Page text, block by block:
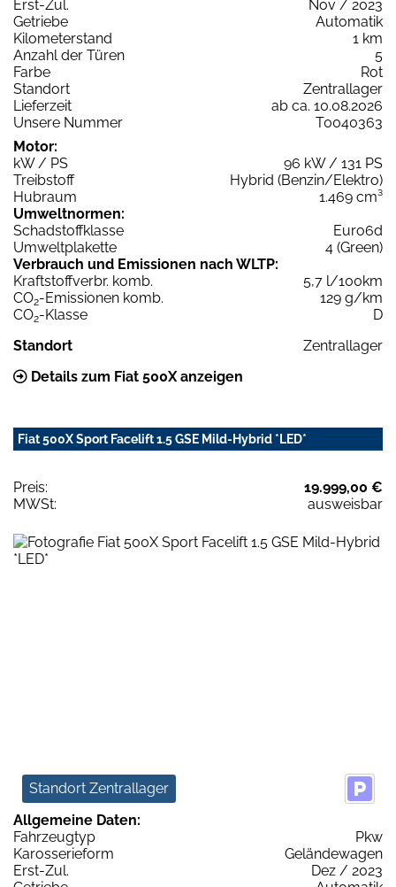
Erst-Zul.
Nov / 2023
Getriebe
Automatik
Kilometerstand
1 km
Anzahl der Türen
5
Farbe
Rot
Standort
Zentrallager
Lieferzeit
ab ca. 10.08.2026
Unsere Nummer
T0040363
Motor:
kW / PS
96 kW / 131 PS
Treibstoff
Hybrid (Benzin/Elektro)
Hubraum
1.469 cm³
Umweltnormen:
Schadstoffklasse
Euro6d
Umweltplakette
4 (Green)
Verbrauch und Emissionen nach WLTP:
Kraftstoffverbr. komb.
5,7 l/100km
CO2-Emissionen komb.
129 g/km
CO2-Klasse
D
Standort
Zentrallager
Details zum Fiat 500X anzeigen
Fiat 500X Sport Facelift 1.5 GSE Mild-Hybrid *LED*
Preis:
19.999,00 €
MWSt:
ausweisbar
Standort Zentrallager
Allgemeine Daten:
Fahrzeugtyp
Pkw
Karosserieform
Geländewagen
Erst-Zul.
Dez / 2023